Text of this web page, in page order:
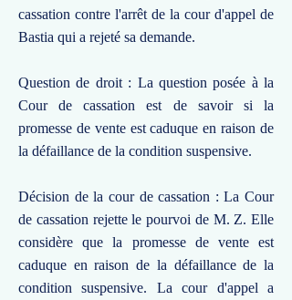
cassation contre l'arrêt de la cour d'appel de
Bastia qui a rejeté sa demande.
Question de droit : La question posée à la
Cour de cassation est de savoir si la
promesse de vente est caduque en raison de
la défaillance de la condition suspensive.
Décision de la cour de cassation : La Cour
de cassation rejette le pourvoi de M. Z. Elle
considère que la promesse de vente est
caduque en raison de la défaillance de la
condition suspensive. La cour d'appel a